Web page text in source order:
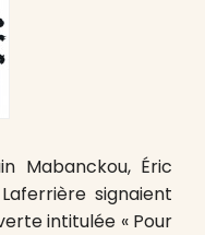
Mabanckou, Éric
signaient
intitulée « Pour